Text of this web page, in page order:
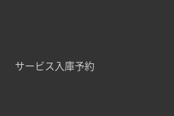
サービス入庫予約